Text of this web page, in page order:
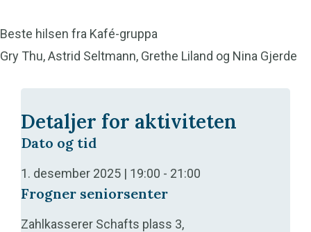
Beste hilsen fra Kafé-gruppa
Gry Thu,Astrid Seltmann, Grethe Liland og Nina Gjerde
Detaljer for aktiviteten
Dato og tid
1. desember 2025 | 19:00 - 21:00
Frogner seniorsenter
Zahlkasserer Schafts plass 3,